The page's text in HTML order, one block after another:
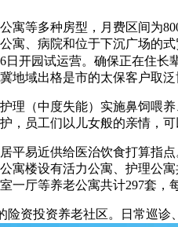
等多种房型，月费区间为
寓、病院和位于下沉广场的
开园试运营。确保正在住长
地域出格是市的太保客户取
（中度失能）实施鼻饲喂养
，员工们以儿女般的亲情，
易近供给医治饮食打算指点
寓楼设有活力公寓、护理公
一厅等养老公寓共计297套
投资养老社区。日常巡诊